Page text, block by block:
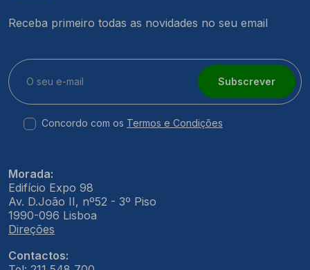
Receba primeiro todas as novidades no seu email
Subscrever
Concordo com os Termos e Condições
Morada:
Edifício Expo 98
Av. D.João II, nº52 - 3º Piso
1990-096 Lisboa
Direções
Contactos: